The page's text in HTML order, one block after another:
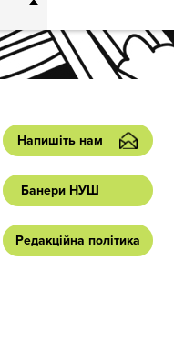
Напишіть нам
Банери НУШ
Редакційна політика